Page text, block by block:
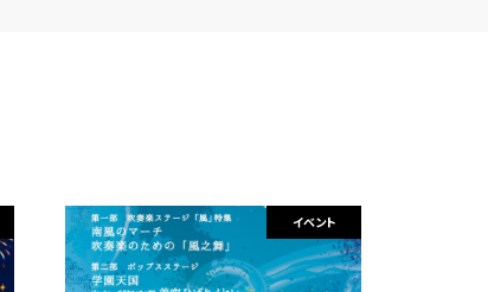
イベント